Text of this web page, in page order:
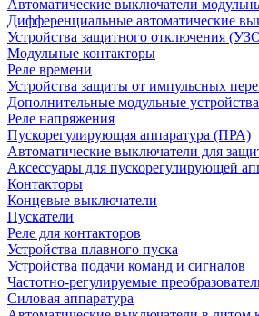
Автоматические выключатели
Дифференциальные автоматические
Устройства защитного отключения
Модульные контакторы
Реле времени
Устройства защиты от импульсных
Дополнительные модульные
Реле напряжения
Пускорегулирующая аппаратура (ПРА)
Автоматические выключатели для
Аксессуары для пускорегулирующей
Контакторы
Концевые выключатели
Пускатели
Реле для контакторов
Устройства плавного пуска
Устройства подачи команд и сигналов
Частотно-регулируемые
Силовая аппаратура